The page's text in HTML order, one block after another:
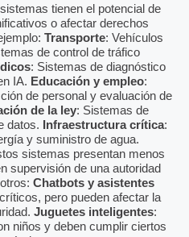
tienen el potencial de
o afectar derechos
Transporte: Vehículos
de control de tráfico
: Sistemas de diagnóstico
IA. Educación y empleo:
de personal y evaluación de
de la ley: Sistemas de
datos. Infraestructura crítica:
y suministro de agua.
sistemas presentan menos
supervisión de una autoridad
Chatbots y asistentes
pero pueden afectar la
Juguetes inteligentes:
niños y deben cumplir ciertos